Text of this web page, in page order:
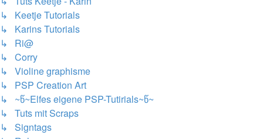
↳ Keetje Tutorials
↳ Karins Tutorials
↳ Ri@
↳ Corry
↳ Violine graphisme
↳ PSP Creation Art
↳ ~წ~Elfes eigene PSP-Tutirials~წ~
↳ Tuts mit Scraps
↳ Signtags